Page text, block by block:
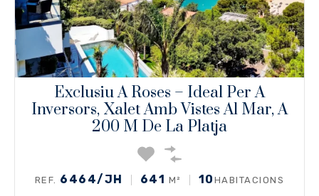
Exclusiu A Roses – Ideal Per A
Inversors, Xalet Amb Vistes Al Mar, A
200 M De La Platja
REF. 6464/JH 641 M² 10 HABITACIONS